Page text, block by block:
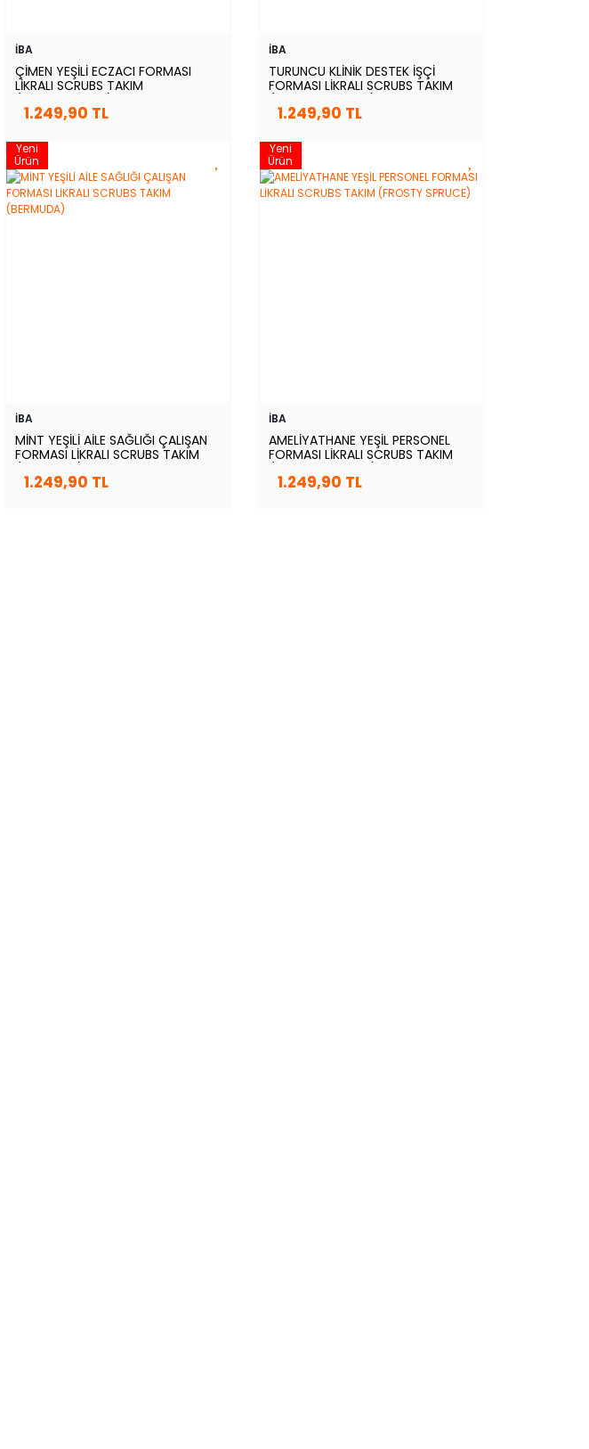
İBA
ÇİMEN YEŞİLİ ECZACI FORMASI
LİKRALI SCRUBS TAKIM
(GRASSHOPPER)
1.249,90 TL
İBA
TURUNCU KLİNİK DESTEK İŞÇİ
FORMASI LİKRALI SCRUBS TAKIM
(ORANGE OCHRE)
1.249,90 TL
Yeni
Ürün
İBA
MİNT YEŞİLİ AİLE SAĞLIĞI ÇALIŞAN
FORMASI LİKRALI SCRUBS TAKIM
(BERMUDA)
1.249,90 TL
Yeni
Ürün
İBA
AMELİYATHANE YEŞİL PERSONEL
FORMASI LİKRALI SCRUBS TAKIM
(FROSTY SPRUCE)
1.249,90 TL